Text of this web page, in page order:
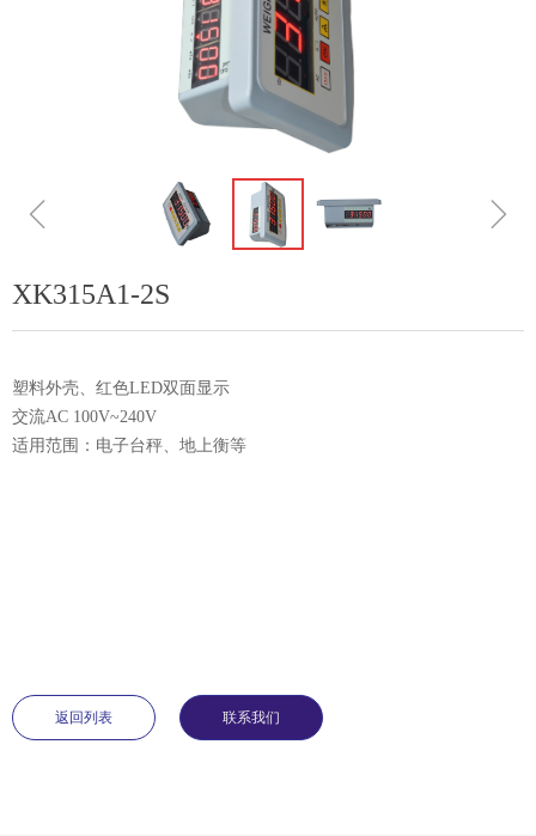
ꁆ ꁇ
XK315A1-2S
塑料外壳、红色LED双面显示
交流AC 100V~240V
适用范围：电子台秤、地上衡等
返回列表 联系我们